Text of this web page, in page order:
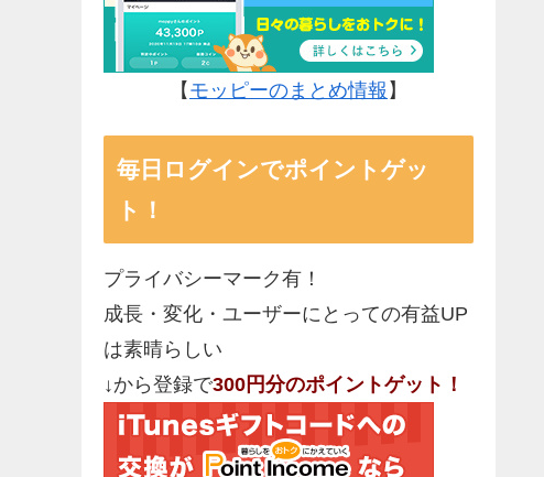
【 モッピーのまとめ情報 】
毎日ログインでポイントゲッ
ト！
プライバシーマーク有！
成長・変化・ユーザーにとっての有益UP
は素晴らしい
↓から登録で300円分のポイントゲット！